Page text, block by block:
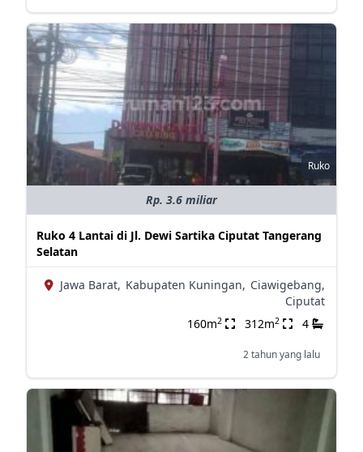
Ruko
Rp. 3.6 miliar
Ruko 4 Lantai di Jl. Dewi Sartika Ciputat Tangerang
Selatan
Jawa Barat, Kabupaten Kuningan, Ciawigebang,
Ciputat
160m2 312m2 4
2 tahun yang lalu